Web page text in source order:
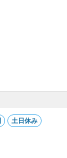
土日休み